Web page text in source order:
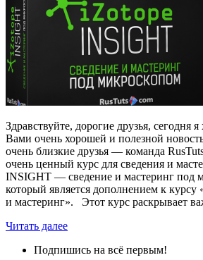
Здравствуйте, дорогие друзья, сегодня
Вами очень хорошей и полезной
очень близкие друзья — команда
очень ценный курс для сведения и
INSIGHT — сведение и мастеринг под
который является дополнением к курсу
и мастеринг». Этот курс раскрывает
Читать далее
Подпишись на всё первым!